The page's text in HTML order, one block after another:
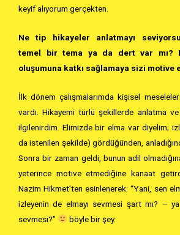
keyif alıyorum gerçekten.
Ne tip hikayeler anlatmayı
temel bir tema ya da dert var mı?
oluşumuna katkı sağlamaya sizi motive
İlk dönem çalışmalarımda kişisel
vardı. Hikayemi türlü şekillerde anlatma
ilgilenirdim. Elimizde bir elma var diyelim;
da istenilen şekilde) gördüğünden,
Sonra bir zaman geldi, bunun adil
yeterince motive etmediğine kanaat
Nazim Hikmet’ten esinlenerek: “Yani, sen
izleyenin de elmayı sevmesi şart mı? –
sevmesi?”
böyle bir şey.